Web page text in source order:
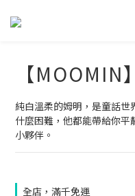
【
純白溫柔的姆明，是童話世
什麼困難，他都能帶給你
小夥伴。
全店，滿千免運